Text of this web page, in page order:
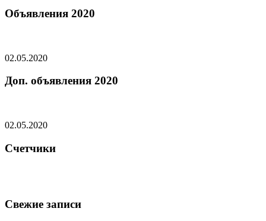
Объявления 2020
02.05.2020
Доп. объявления 2020
02.05.2020
Счетчики
Свежие записи